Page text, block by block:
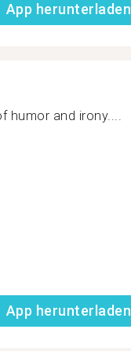
App herunterladen
humor and irony....
App herunterladen